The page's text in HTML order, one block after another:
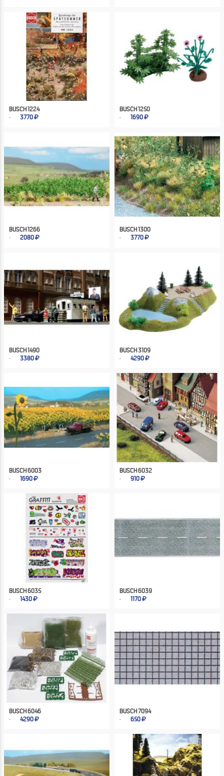
BUSCH 1224
3770
BUSCH 1250
1690
BUSCH 1266
2080
BUSCH 1300
3770
BUSCH 1490
3380
BUSCH 3109
4290
BUSCH 6003
1690
BUSCH 6032
910
BUSCH 6035
1430
BUSCH 6039
1170
BUSCH 6046
4290
BUSCH 7094
650